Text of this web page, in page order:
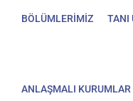
BÖLÜMLERİMİZ TANI
ANLAŞMALI KURUMLAR